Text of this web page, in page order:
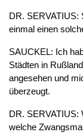
DR. SERVATIUS:
einmal einen
SAUCKEL: Ich
Städten in
angesehen und
überzeugt.
DR. SERVATIUS:
welche